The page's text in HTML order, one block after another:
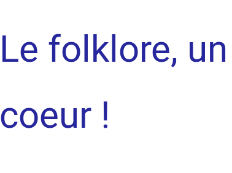
Le folklore,
coeur !